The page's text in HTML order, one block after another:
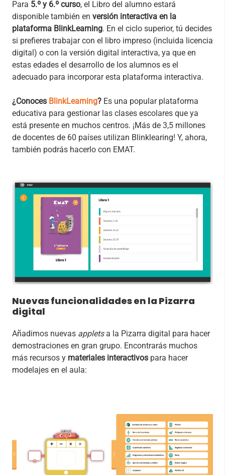
Para 5.º y 6.º curso, el Libro del alumno estará
disponible también en versión interactiva en la
plataforma BlinkLearning. En el ciclo superior, tú decides
si prefieres trabajar con el libro impreso (incluida licencia
digital) o con la versión digital interactiva, ya que en
estas edades el desarrollo de los alumnos es el
adecuado para incorporar esta plataforma interactiva.
¿Conoces BlinkLearning? Es una popular plataforma
educativa para gestionar las clases escolares que ya
está presente en muchos centros. ¡Más de 3,5 millones
de docentes de 60 países utilizan Blinklearing! Y, ahora,
también podrás hacerlo con EMAT.
Nuevas funcionalidades en la Pizarra
digital
Añadimos nuevas applets a la Pizarra digital para hacer
demostraciones en gran grupo. Encontrarás muchos
más recursos y materiales interactivos para hacer
modelajes en el aula: